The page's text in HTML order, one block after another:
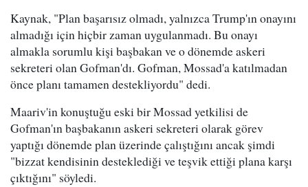
Kaynak, "Plan başarısız olmadı, yalnızca Trump'ın onayını
almadığı için hiçbir zaman uygulanmadı. Bu onayı
almakla sorumlu kişi başbakan ve o dönemde askeri
sekreteri olan Gofman'dı. Gofman, Mossad'a katılmadan
önce planı tamamen destekliyordu" dedi.
Maariv'in konuştuğu eski bir Mossad yetkilisi de
Gofman'ın başbakanın askeri sekreteri olarak görev
yaptığı dönemde plan üzerinde çalıştığını ancak şimdi
"bizzat kendisinin desteklediği ve teşvik ettiği plana karşı
çıktığını" söyledi.